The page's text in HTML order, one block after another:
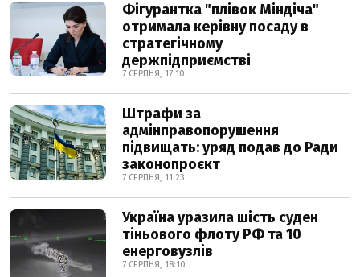
Фігурантка "плівок Міндіча"
отримала керівну посаду в
стратегічному
держпідприємстві
7 СЕРПНЯ, 17:10
Штрафи за
адмінправопорушення
підвищать: уряд подав до Ради
законопроєкт
7 СЕРПНЯ, 11:23
Україна уразила шість суден
тіньового флоту РФ та 10
енерговузлів
7 СЕРПНЯ, 18:10